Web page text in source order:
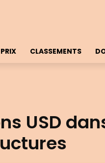
CLASSEMENTS
USD